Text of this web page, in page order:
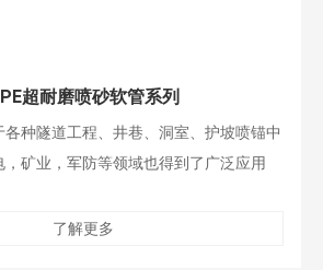
超耐磨喷砂软管系列
各种隧道工程、井巷、洞室、护坡喷锚中
，矿业，军防等领域也得到了广泛应用
了解更多